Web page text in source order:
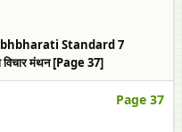
Standard 7
मंथन [Page 37]
Page 37